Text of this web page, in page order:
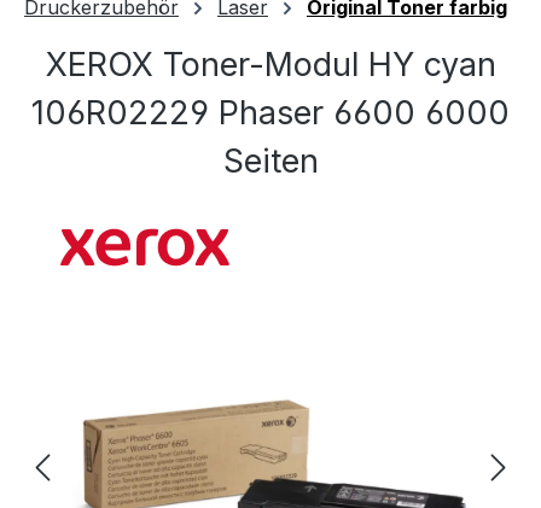
Druckerzubehör Laser Original Toner farbig
XEROX Toner-Modul HY cyan
106R02229 Phaser 6600 6000
Seiten